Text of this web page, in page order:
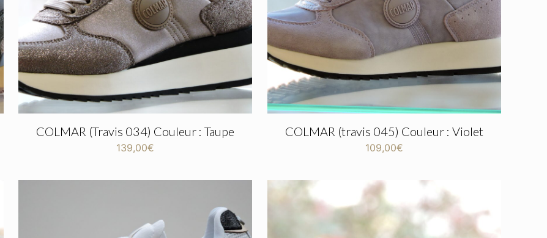
COLMAR (Travis 034) Couleur : Taupe
139,00€
COLMAR (travis 045) Couleur : Violet
109,00€